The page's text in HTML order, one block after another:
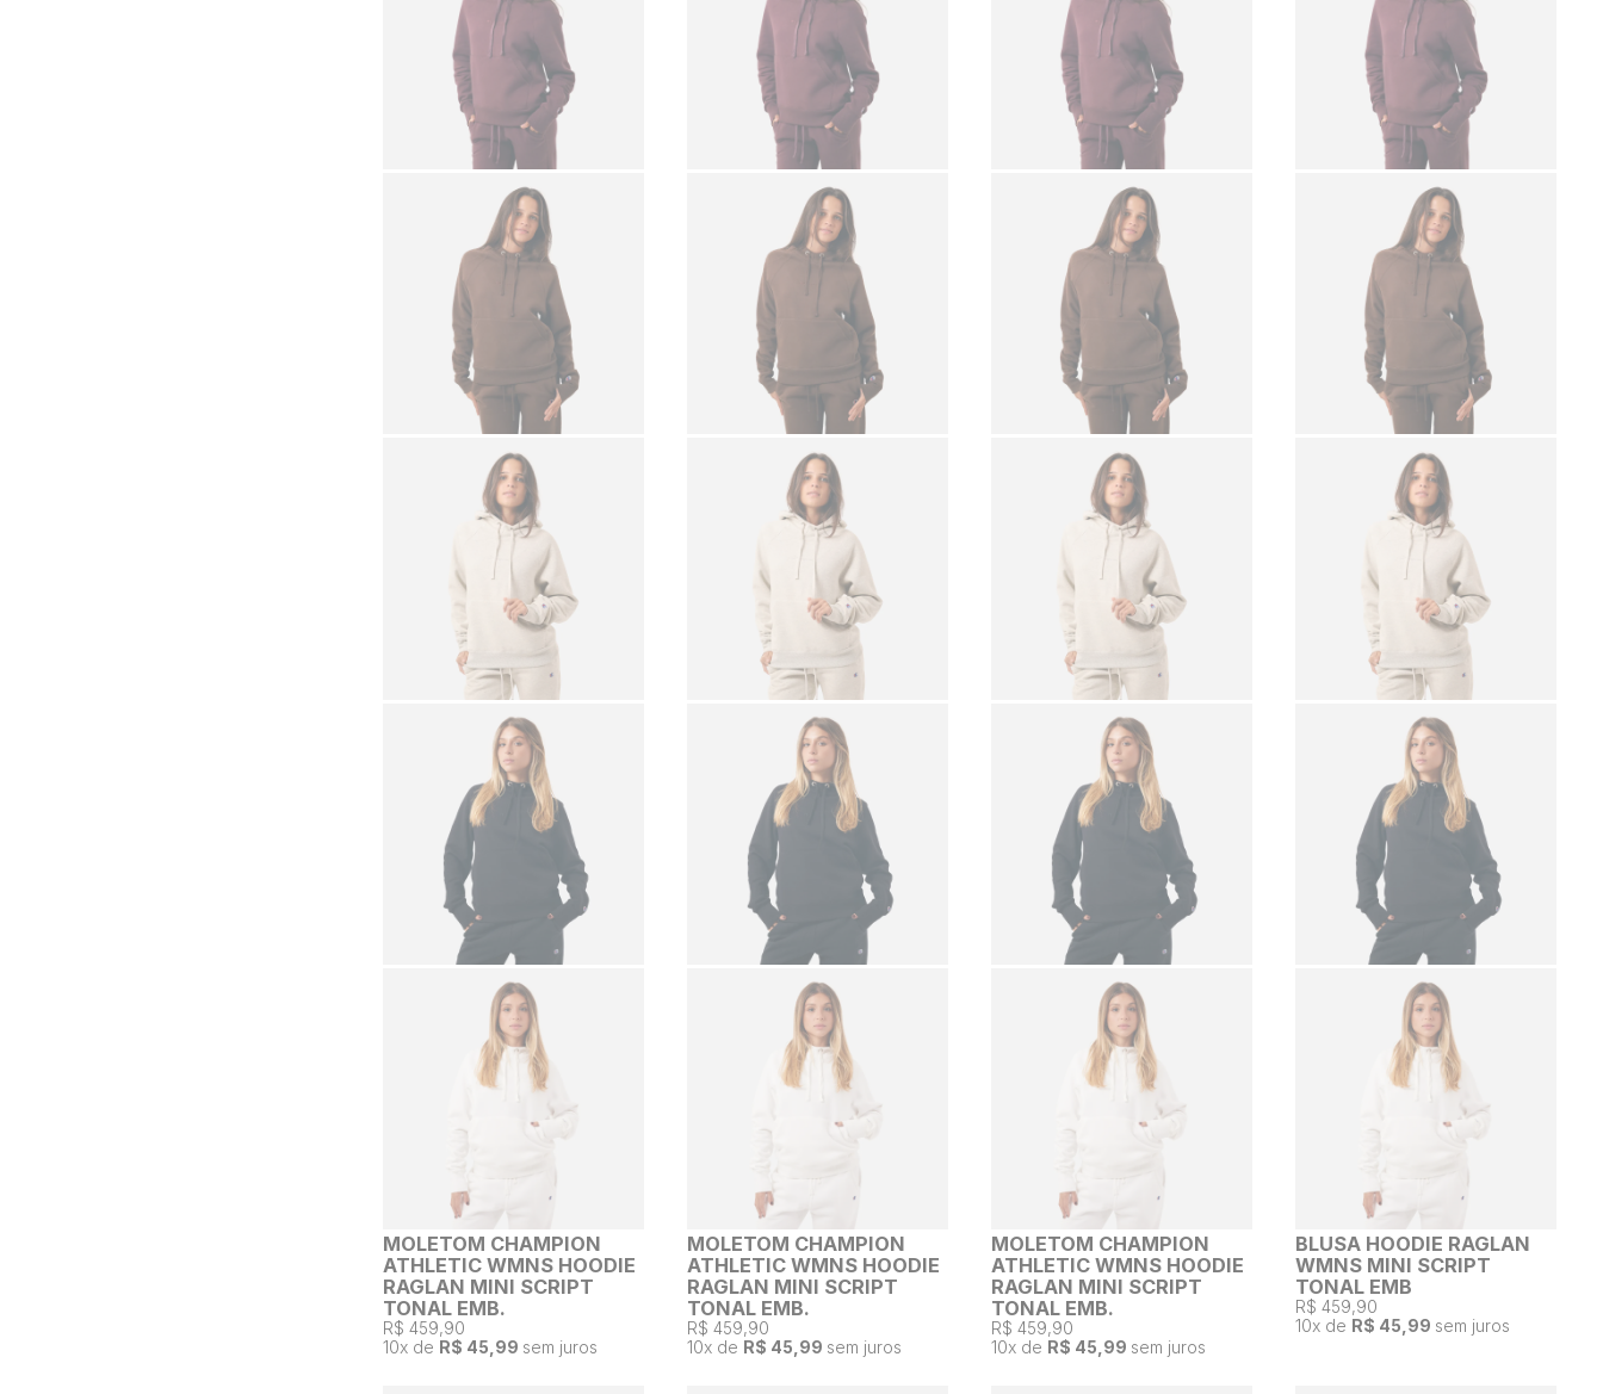
MOLETOM CHAMPION
ATHLETIC WMNS HOODIE
RAGLAN MINI SCRIPT
TONAL EMB.
R$ 459,90
10x de R$ 45,99 sem juros
MOLETOM CHAMPION
ATHLETIC WMNS HOODIE
RAGLAN MINI SCRIPT
TONAL EMB.
R$ 459,90
10x de R$ 45,99 sem juros
MOLETOM CHAMPION
ATHLETIC WMNS HOODIE
RAGLAN MINI SCRIPT
TONAL EMB.
R$ 459,90
10x de R$ 45,99 sem juros
BLUSA HOODIE RAGLAN
WMNS MINI SCRIPT
TONAL EMB
R$ 459,90
10x de R$ 45,99 sem juros